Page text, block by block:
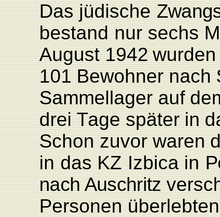
Dasjüdische
bestand nur sechs
August 1942 wurden
101Bewohner nach
Sammellagerauf
drei Tage später in
Schon zuvor waren
in das KZ Izbica in P
nach Auschritzver
Personen